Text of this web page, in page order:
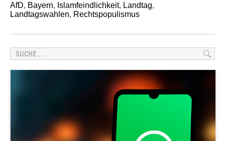
AfD, Bayern, Islamfeindlichkeit, Landtag,
Landtagswahlen, Rechtspopulismus